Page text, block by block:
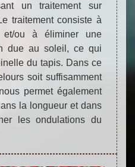
un traitement sur
traitement consiste à
et/ou à éliminer une
due au soleil, ce qui
du tapis. Dans ce
soit suffisamment
permet également
la longueur et dans
les ondulations du